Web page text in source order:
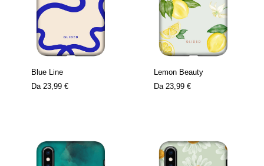
Blue Line
Da 23,99 €
Lemon Beauty
Da 23,99 €